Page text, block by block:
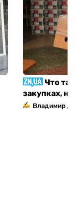
Что
закупках,
Владимир